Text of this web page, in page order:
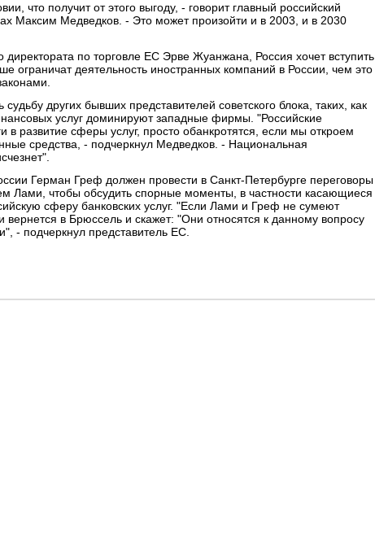
что получит от этого выгоду, - говорит главный российский
Максим Медведков. - Это может произойти и в 2003, и в 2030
директората по торговле ЕС Эрве Жуанжана, Россия хочет вступить
ограничат деятельность иностранных компаний в России, чем это
судьбу других бывших представителей советского блока, таких, как
услуг доминируют западные фирмы. "Российские
развитие сферы услуг, просто обанкротятся, если мы откроем
средства, - подчеркнул Медведков. - Национальная
Герман Греф должен провести в Санкт-Петербурге переговоры
Лами, чтобы обсудить спорные моменты, в частности касающиеся
сферу банковских услуг. "Если Лами и Греф не сумеют
вернется в Брюссель и скажет: "Они относятся к данному вопросу
- подчеркнул представитель ЕС.